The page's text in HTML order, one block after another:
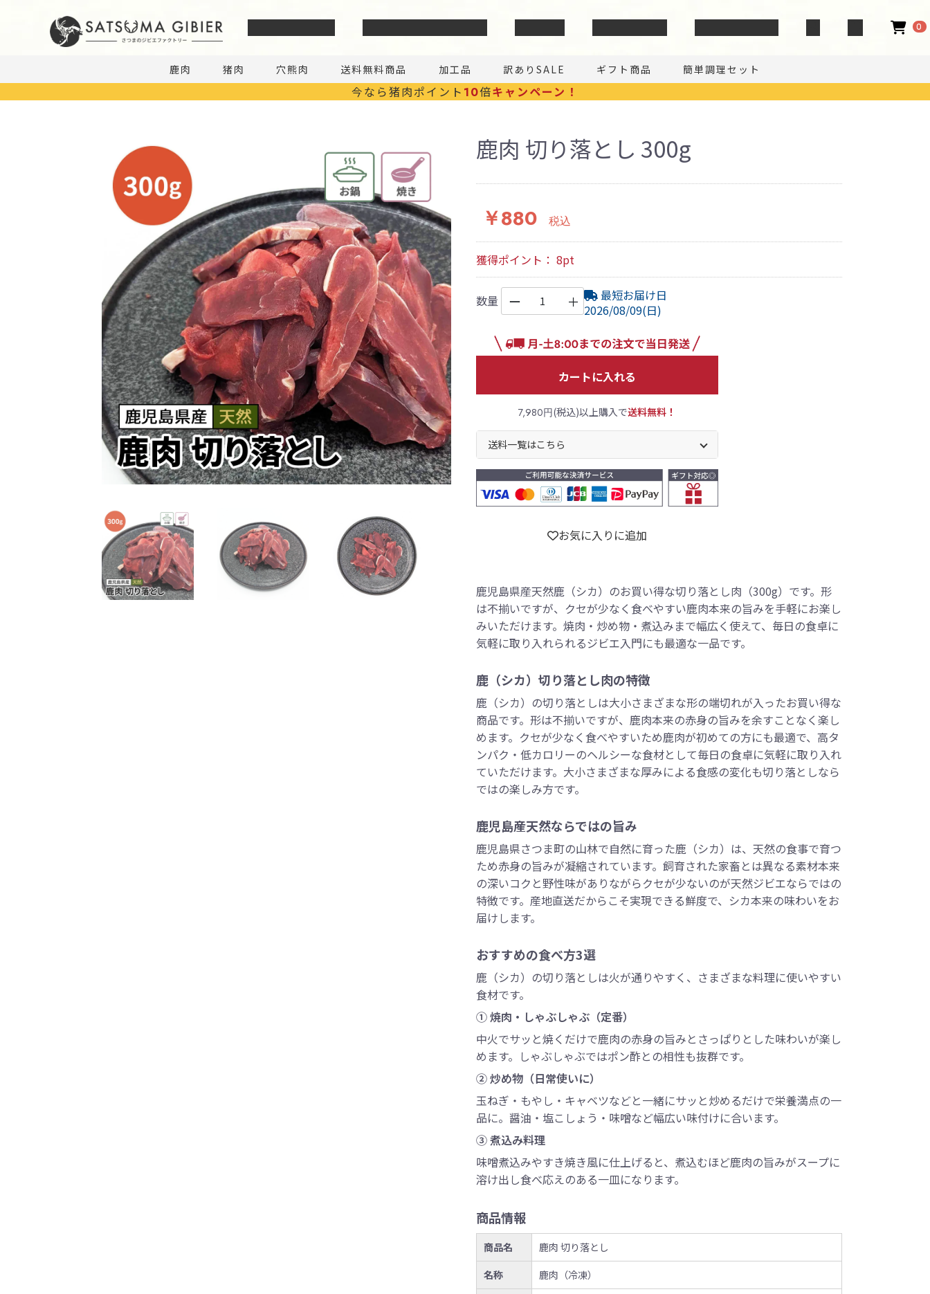
0
鹿肉 猪肉 穴熊肉 送料無料商品 加工品 訳ありSALE ギフト商品 簡単調理セット
今なら猪肉ポイント 10倍キャンペーン！
鹿肉 切り落とし 300g
￥880 税込
獲得ポイント： 8pt
数量 ー ＋
最短お届け日
2026/08/09(日)
カートに入れる
7,980円(税込)以上購入で送料無料！
送料一覧はこちら
お気に入りに追加
鹿児島県産天然鹿（シカ）のお買い得な切り落とし肉（300g）です。形
は不揃いですが、クセが少なく食べやすい鹿肉本来の旨みを手軽にお楽し
みいただけます。焼肉・炒め物・煮込みまで幅広く使えて、毎日の食卓に
気軽に取り入れられるジビエ入門にも最適な一品です。
鹿（シカ）切り落とし肉の特徴
鹿（シカ）の切り落としは大小さまざまな形の端切れが入ったお買い得な
商品です。形は不揃いですが、鹿肉本来の赤身の旨みを余すことなく楽し
めます。クセが少なく食べやすいため鹿肉が初めての方にも最適で、高タ
ンパク・低カロリーのヘルシーな食材として毎日の食卓に気軽に取り入れ
ていただけます。大小さまざまな厚みによる食感の変化も切り落としなら
ではの楽しみ方です。
鹿児島産天然ならではの旨み
鹿児島県さつま町の山林で自然に育った鹿（シカ）は、天然の食事で育つ
ため赤身の旨みが凝縮されています。飼育された家畜とは異なる素材本来
の深いコクと野性味がありながらクセが少ないのが天然ジビエならではの
特徴です。産地直送だからこそ実現できる鮮度で、シカ本来の味わいをお
届けします。
おすすめの食べ方3選
鹿（シカ）の切り落としは火が通りやすく、さまざまな料理に使いやすい
食材です。
① 焼肉・しゃぶしゃぶ（定番）
中火でサッと焼くだけで鹿肉の赤身の旨みとさっぱりとした味わいが楽し
めます。しゃぶしゃぶではポン酢との相性も抜群です。
② 炒め物（日常使いに）
玉ねぎ・もやし・キャベツなどと一緒にサッと炒めるだけで栄養満点の一
品に。醤油・塩こしょう・味噌など幅広い味付けに合います。
③ 煮込み料理
味噌煮込みやすき焼き風に仕上げると、煮込むほど鹿肉の旨みがスープに
溶け出し食べ応えのある一皿になります。
商品情報
商品名
鹿肉 切り落とし
名称
鹿肉（冷凍）